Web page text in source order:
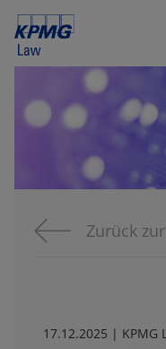
Zurück
17.12.2025 | KPMG